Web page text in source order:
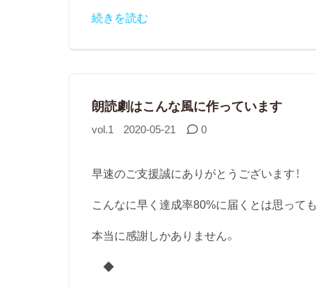
続きを読む
朗読劇はこんな風に作っています
vol.1 2020-05-21 0
早速のご支援誠にありがとうございます！
こんなに早く達成率80%に届くとは思って
本当に感謝しかありません。
◆